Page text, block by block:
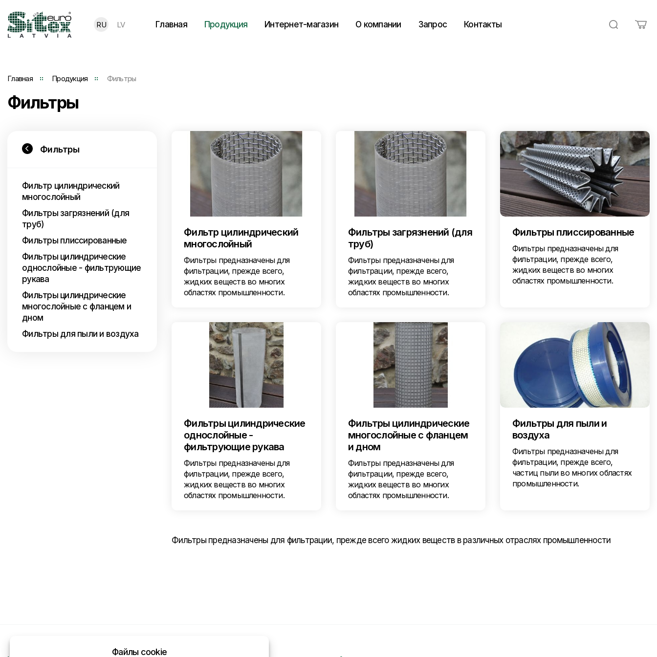
RU LV Главная Продукция Интернет-магазин О компании Запрос Контакты
Главная Продукция Фильтры
Фильтры
Фильтры
Фильтр цилиндрический
многослойный
Фильтры загрязнений (для
труб)
Фильтры плиссированные
Фильтры цилиндрические
однослойные - фильтрующие
рукава
Фильтры цилиндрические
многослойные с фланцем и
дном
Фильтры для пыли и воздуха
Фильтр цилиндрический
многослойный
Фильтры предназначены для
фильтрации, прежде всего,
жидких веществ во многих
областях промышленности.
Фильтры загрязнений (для
труб)
Фильтры предназначены для
фильтрации, прежде всего,
жидких веществ во многих
областях промышленности.
Фильтры плиссированные
Фильтры предназначены для
фильтрации, прежде всего,
жидких веществ во многих
областях промышленности.
Фильтры цилиндрические
однослойные -
фильтрующие рукава
Фильтры предназначены для
фильтрации, прежде всего,
жидких веществ во многих
областях промышленности.
Фильтры цилиндрические
многослойные с фланцем
и дном
Фильтры предназначены для
фильтрации, прежде всего,
жидких веществ во многих
областях промышленности.
Фильтры для пыли и
воздуха
Фильтры предназначены для
фильтрации, прежде всего,
частиц пыли во многих областях
промышленности.
Фильтры предназначены для фильтрации, прежде всего жидких веществ в различных отраслях промышленности
Файлы cookie